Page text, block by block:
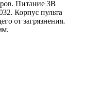
Питание 3В
Корпус пульта
от загрязнения.